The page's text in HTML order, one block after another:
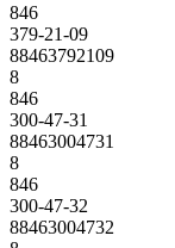
846
379-21-09
88463792109
8
846
300-47-31
88463004731
8
846
300-47-32
88463004732